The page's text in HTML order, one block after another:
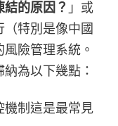
的原因？ 」或
（特別是像中國
險管理系統。
納為以下幾點：
機制這是最常見